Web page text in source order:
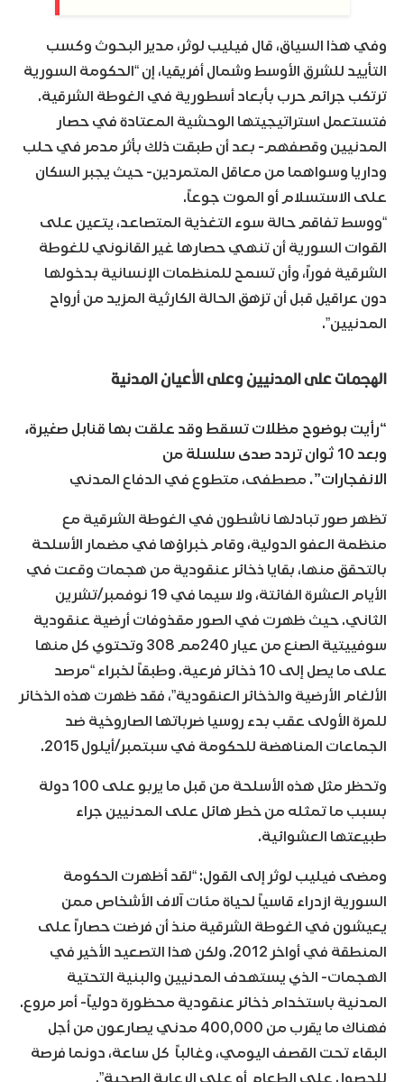
وفي هذا السياق، قال فيليب لوثر، مدير البحوث وكسب
التأييد للشرق الأوسط وشمال أفريقيا، إن “الحكومة السورية
ترتكب جرائم حرب بأبعاد أسطورية في الغوطة الشرقية.
فتستعمل استراتيجيتها الوحشية المعتادة في حصار
المدنيين وقصفهم- بعد أن طبقت ذلك بأثر مدمر في حلب
وداريا وسواهما من معاقل المتمردين- حيث يجبر السكان
على الاستسلام أو الموت جوعاً.
“ووسط تفاقم حالة سوء التغذية المتصاعد، يتعين على
القوات السورية أن تنهي حصارها غير القانوني للغوطة
الشرقية فوراً، وأن تسمح للمنظمات الإنسانية بدخولها
دون عراقيل قبل أن تزهق الحالة الكارثية المزيد من أرواح
المدنيين”.
الهجمات على المدنيين وعلى الأعيان المدنية
“رأيت بوضوح مظلات تسقط وقد علقت بها قنابل صغيرة،
وبعد 10 ثوان تردد صدى سلسلة من
الانفجارات”. مصطفى، متطوع في الدفاع المدني
تظهر صور تبادلها ناشطون في الغوطة الشرقية مع
منظمة العفو الدولية، وقام خبراؤها في مضمار الأسلحة
بالتحقق منها، بقايا ذخائر عنقودية من هجمات وقعت في
الأيام العشرة الفائتة، ولا سيما في 19 نوفمبر/تشرين
الثاني. حيث ظهرت في الصور مقذوفات أرضية عنقودية
سوفييتية الصنع من عيار 240مم 308 وتحتوي كل منها
على ما يصل إلى 10 ذخائر فرعية. وطبقاً لخبراء “مرصد
الألغام الأرضية والذخائر العنقودية”، فقد ظهرت هذه الذخائر
للمرة الأولى عقب بدء روسيا ضرباتها الصاروخية ضد
الجماعات المناهضة للحكومة في سبتمبر/أيلول 2015.
وتحظر مثل هذه الأسلحة من قبل ما يربو على 100 دولة
بسبب ما تمثله من خطر هائل على المدنيين جراء
طبيعتها العشوائية.
ومضى فيليب لوثر إلى القول: “لقد أظهرت الحكومة
السورية ازدراء قاسياً لحياة مئات آلاف الأشخاص ممن
يعيشون في الغوطة الشرقية منذ أن فرضت حصاراً على
المنطقة في أواخر 2012. ولكن هذا التصعيد الأخير في
الهجمات- الذي يستهدف المدنيين والبنية التحتية
المدنية باستخدام ذخائر عنقودية محظورة دولياً- أمر مروع.
فهناك ما يقرب من 400,000 مدني يصارعون من أجل
البقاء تحت القصف اليومي، وغالباً كل ساعة، دونما فرصة